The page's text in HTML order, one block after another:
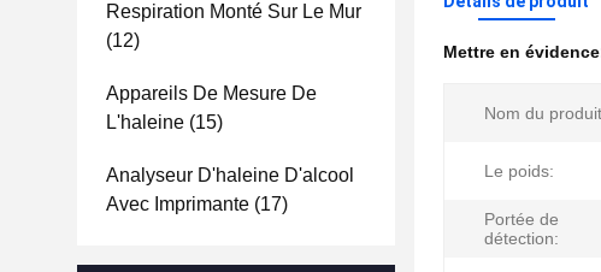
Respiration Monté Sur Le Mur
(12)
Appareils De Mesure De
L'haleine (15)
Analyseur D'haleine D'alcool
Avec Imprimante (17)
Mettre en
Nom du
Le poids:
Portée de
détection: